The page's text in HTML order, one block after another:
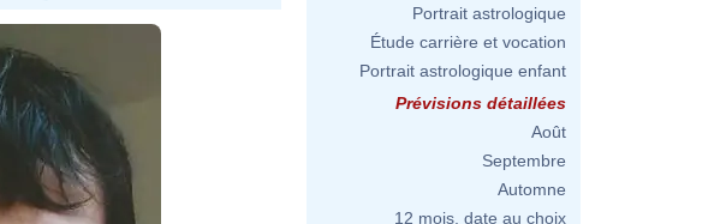
Portrait astrologique
Étude carrière et vocation
Portrait astrologique enfant
Prévisions détaillées
Août
Septembre
Automne
12 mois, date au choix